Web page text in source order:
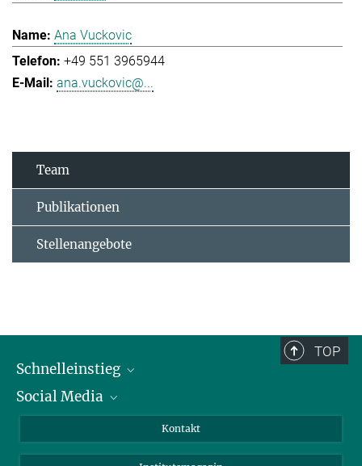
Ana Vuckovic
+49 551 3965944
ana.vuckovic@...
Team
Publikationen
Stellenangebote
TOP
Schnelleinstieg
Alumni
Social Media
Bluesky
Kontakt